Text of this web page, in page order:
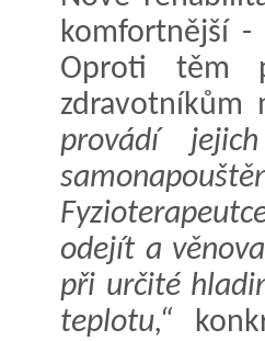
komfortnější
Oproti těm
zdravotníkům
provádí
odejít a
při určité
teplotu,“